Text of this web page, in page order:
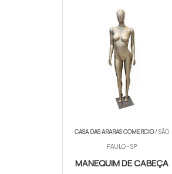
CASA DAS ARARAS COMERCIO/ SÃO
PAULO - SP
MANEQUIM DE CABEÇA